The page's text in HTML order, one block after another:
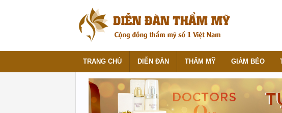
TRANG CHỦ DIỄN ĐÀN THẨM MỸ GIẢM BÉO